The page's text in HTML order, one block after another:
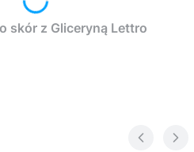
skór z Gliceryną Lettro